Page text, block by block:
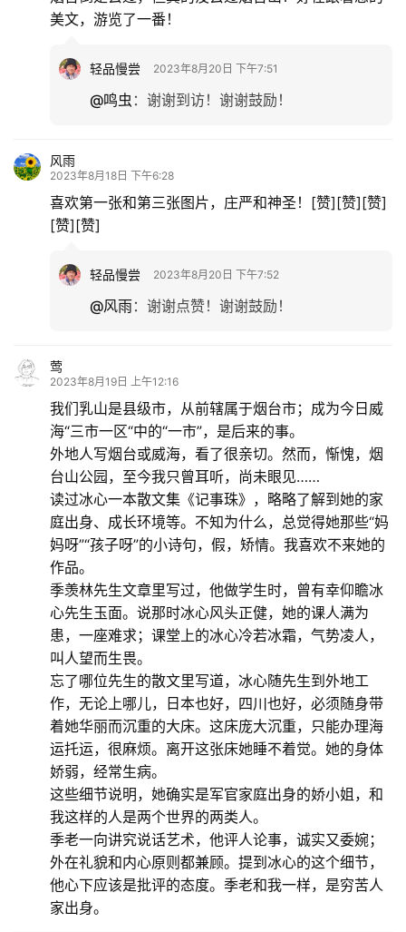
美文，游览了一番！
轻品慢尝 2023年8月20日 下午7:51
@鸣虫 ： 谢谢到访！谢谢鼓励！
风雨
2023年8月18日 下午6:28
喜欢第一张和第三张图片，庄严和神圣！[赞][赞][赞]
[赞][赞]
轻品慢尝 2023年8月20日 下午7:52
@风雨： 谢谢点赞！谢谢鼓励！
莺
2023年8月19日 上午12:16
我们乳山是县级市，从前辖属于烟台市；成为今日威
海“三市一区“中的“一市”，是后来的事。
外地人写烟台或威海，看了很亲切。然而，惭愧，烟
台山公园，至今我只曾耳听，尚未眼见……
读过冰心一本散文集《记事珠》，略略了解到她的家
庭出身、成长环境等。不知为什么，总觉得她那些“妈
妈呀”“孩子呀”的小诗句，假，矫情。我喜欢不来她的
作品。
季羡林先生文章里写过，他做学生时，曾有幸仰瞻冰
心先生玉面。说那时冰心风头正健，她的课人满为
患，一座难求；课堂上的冰心冷若冰霜，气势凌人，
叫人望而生畏。
忘了哪位先生的散文里写道，冰心随先生到外地工
作，无论上哪儿，日本也好，四川也好，必须随身带
着她华丽而沉重的大床。这床庞大沉重，只能办理海
运托运，很麻烦。离开这张床她睡不着觉。她的身体
娇弱，经常生病。
这些细节说明，她确实是军官家庭出身的娇小姐，和
我这样的人是两个世界的两类人。
季老一向讲究说话艺术，他评人论事，诚实又委婉；
外在礼貌和内心原则都兼顾。提到冰心的这个细节，
他心下应该是批评的态度。季老和我一样，是穷苦人
家出身。